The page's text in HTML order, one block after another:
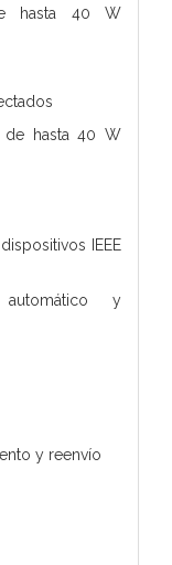
hasta 40 W
de hasta 40 W
IEEE
automático y
y reenvío